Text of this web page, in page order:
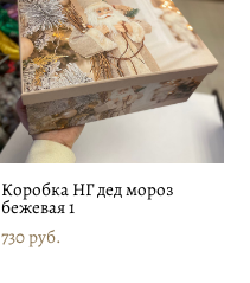
Коробка НГ дед мороз
бежевая 1
730 pуб.